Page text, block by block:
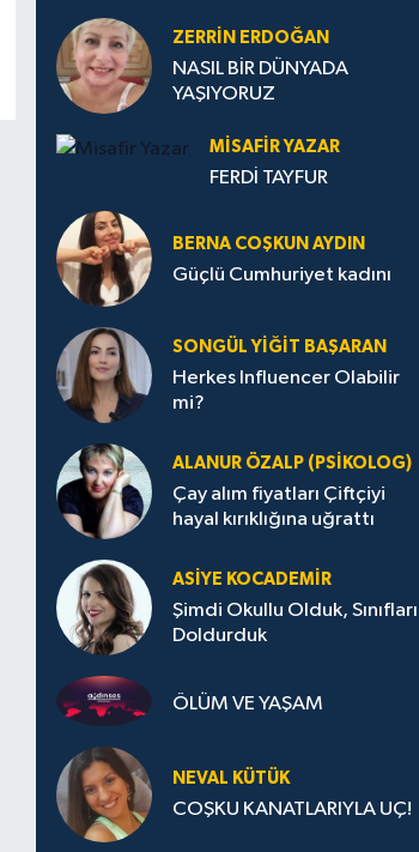
ZERRIN ERDOĞAN
NASIL BİR DÜNYADA
YAŞIYORUZ
MISAFIR YAZAR
FERDİ TAYFUR
BERNA COŞKUN AYDIN
Güçlü Cumhuriyet kadını
SONGÜL YIĞIT BAŞARAN
Herkes Influencer Olabilir
mi?
ALANUR ÖZALP (PSIKOLOG)
Çay alım fiyatları Çiftçiyi
hayal kırıklığına uğrattı
ASIYE KOCADEMİR
Şimdi Okullu Olduk, Sınıfları
Doldurduk
ÖLÜM VE YAŞAM
NEVAL KÜTÜK
COŞKU KANATLARIYLA UÇ!